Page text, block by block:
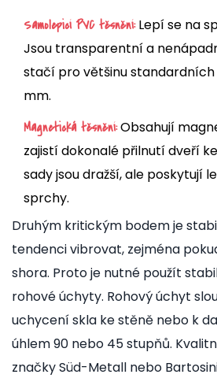
Samolepicí PVC těsnění:Lepí se na
Jsou transparentní a
stačí pro většinu standardních
mm.
Magnetická těsnění:Obsahují
zajistí dokonalé přilnutí dveří
sady jsou dražší, ale poskytují
sprchy.
Druhým kritickým bodem je
tendenci vibrovat, zejména
shora. Proto je nutné použít
rohové úchyty. Rohový úchyt
uchycení skla ke stěně nebo k
úhlem 90 nebo 45 stupňů.
značky Süd-Metall nebo